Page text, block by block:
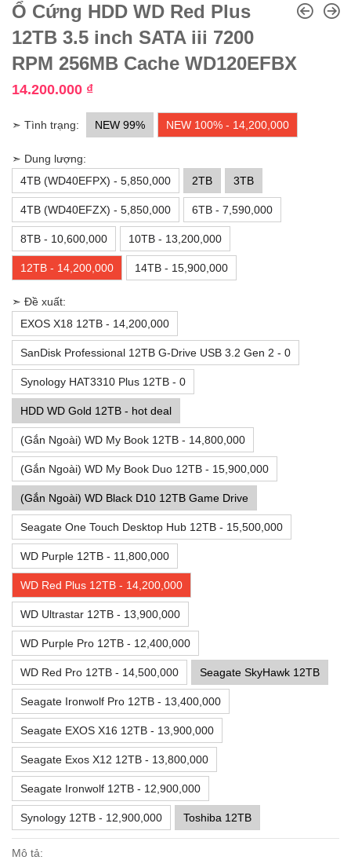
Ổ Cứng HDD WD Red Plus
12TB 3.5 inch SATA iii 7200
RPM 256MB Cache WD120EFBX
14.200.000 ₫
➣ Tình trạng: NEW 99% NEW 100% - 14,200,000
➣ Dung lượng:
4TB (WD40EFPX) - 5,850,000
2TB 3TB
4TB (WD40EFZX) - 5,850,000 6TB - 7,590,000
8TB - 10,600,000 10TB - 13,200,000
12TB - 14,200,000 14TB - 15,900,000
➣ Đề xuất:
EXOS X18 12TB - 14,200,000
SanDisk Professional 12TB G-Drive USB 3.2 Gen 2 - 0
Synology HAT3310 Plus 12TB - 0
HDD WD Gold 12TB - hot deal
(Gắn Ngoài) WD My Book 12TB - 14,800,000
(Gắn Ngoài) WD My Book Duo 12TB - 15,900,000
(Gắn Ngoài) WD Black D10 12TB Game Drive
Seagate One Touch Desktop Hub 12TB - 15,500,000
WD Purple 12TB - 11,800,000
WD Red Plus 12TB - 14,200,000
WD Ultrastar 12TB - 13,900,000
WD Purple Pro 12TB - 12,400,000
WD Red Pro 12TB - 14,500,000 Seagate SkyHawk 12TB
Seagate Ironwolf Pro 12TB - 13,400,000
Seagate EXOS X16 12TB - 13,900,000
Seagate Exos X12 12TB - 13,800,000
Seagate Ironwolf 12TB - 12,900,000
Synology 12TB - 12,900,000 Toshiba 12TB
Mô tả: